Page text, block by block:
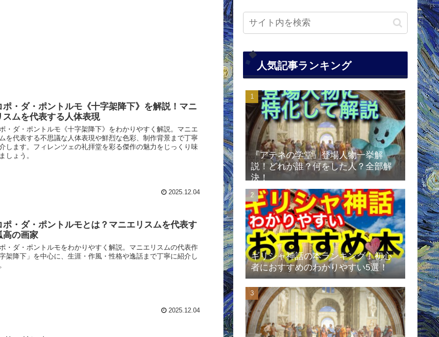
ポ・ダ・ポントルモ《十字架降下》を解説！マニ
スムを代表する人体表現
・ダ・ポントルモ《十字架降下》をわかりやすく解説。マニエ
を代表する不思議な人体表現や鮮烈な色彩、制作背景まで丁寧
します。フィレンツェの礼拝堂を彩る傑作の魅力をじっくり味
しょう。
2025.12.04
ポ・ダ・ポントルモとは？マニエリスムを代表す
高の画家
・ダ・ポントルモをわかりやすく解説。マニエリスムの代表作
架降下」を中心に、生涯・作風・性格や逸話まで丁寧に紹介し
2025.12.04
人気記事ランキング
『アテネの学堂』登場人物一挙解
説！どれが誰？何をした人？全部解
決！
ギリシャ神話の本ランキング！初心
者におすすめのわかりやすい5選！